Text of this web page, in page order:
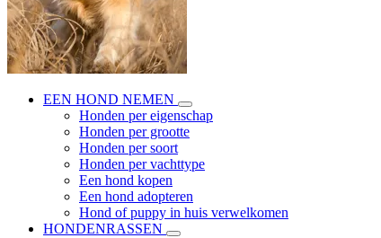
EEN HOND NEMEN
Honden per eigenschap
Honden per grootte
Honden per soort
Honden per vachttype
Een hond kopen
Een hond adopteren
Hond of puppy in huis verwelkomen
HONDENRASSEN